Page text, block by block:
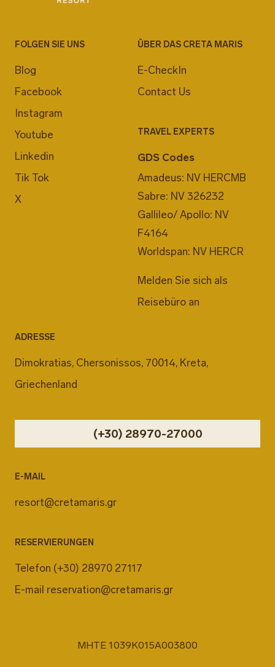
FOLGEN SIE UNS
Blog
Facebook
Instagram
Youtube
Linkedin
Tik Tok
X
ÜBER DAS CRETA MARIS
E-CheckIn
Contact Us
TRAVEL EXPERTS
GDS Codes
Amadeus: NV HERCMB
Sabre: NV 326232
Gallileo/ Apollo: NV
F4164
Worldspan: NV HERCR
Melden Sie sich als
Reisebüro an
ADRESSE
Dimokratias, Chersonissos, 70014, Kreta,
Griechenland
(+30) 28970-27000
E-MAIL
resort@cretamaris.gr
RESERVIERUNGEN
Telefon (+30) 28970 27117
E-mail reservation@cretamaris.gr
MHTE 1039K015A003800